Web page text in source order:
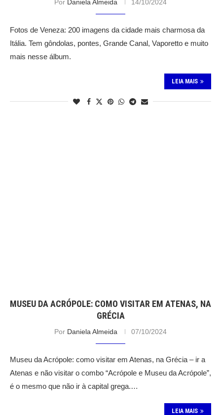
Por Daniela Almeida 14/10/2024
Fotos de Veneza: 200 imagens da cidade mais charmosa da
Itália. Tem gôndolas, pontes, Grande Canal, Vaporetto e muito
mais nesse álbum.
LEIA MAIS
MUSEU DA ACRÓPOLE: COMO VISITAR EM ATENAS, NA
GRÉCIA
Por Daniela Almeida 07/10/2024
Museu da Acrópole: como visitar em Atenas, na Grécia – ir a
Atenas e não visitar o combo “Acrópole e Museu da Acrópole”,
é o mesmo que não ir à capital grega.…
LEIA MAIS